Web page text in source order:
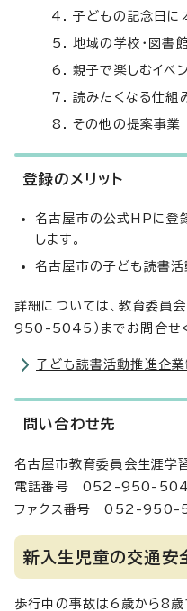
子どもの記念日に
地域の学校・図書
親子で楽しむイベ
読みたくなる仕組
その他の提案事業
登録のメリット
名古屋市の公式HPに登
します。
名古屋市の子ども読書活
詳細については、教育委員
950-5045）までお問合せく
子ども読書活動推進企業
問い合わせ先
名古屋市教育委員会生涯学
電話番号 052-950-
ファクス番号 052-950-
新入生児童の交通安
歩行中の事故は6歳から8歳